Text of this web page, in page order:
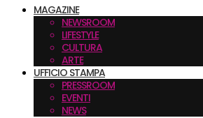
MAGAZINE
NEWSROOM
LIFESTYLE
CULTURA
ARTE
UFFICIO STAMPA
PRESSROOM
EVENTI
NEWS